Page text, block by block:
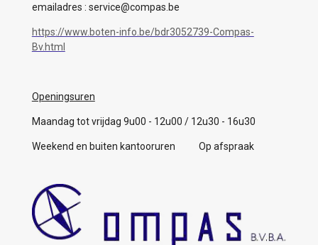
emailadres : service@compas.be
https://www.boten-info.be/bdr3052739-Compas-
Bv.html
Openingsuren
Maandag tot vrijdag 9u00 - 12u00 / 12u30 - 16u30
Weekend en buiten kantooruren Op afspraak